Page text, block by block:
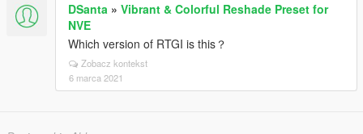
DSanta » Vibrant & Colorful Reshade Preset for
NVE
Which version of RTGI is this？
Zobacz kontekst
6 marca 2021